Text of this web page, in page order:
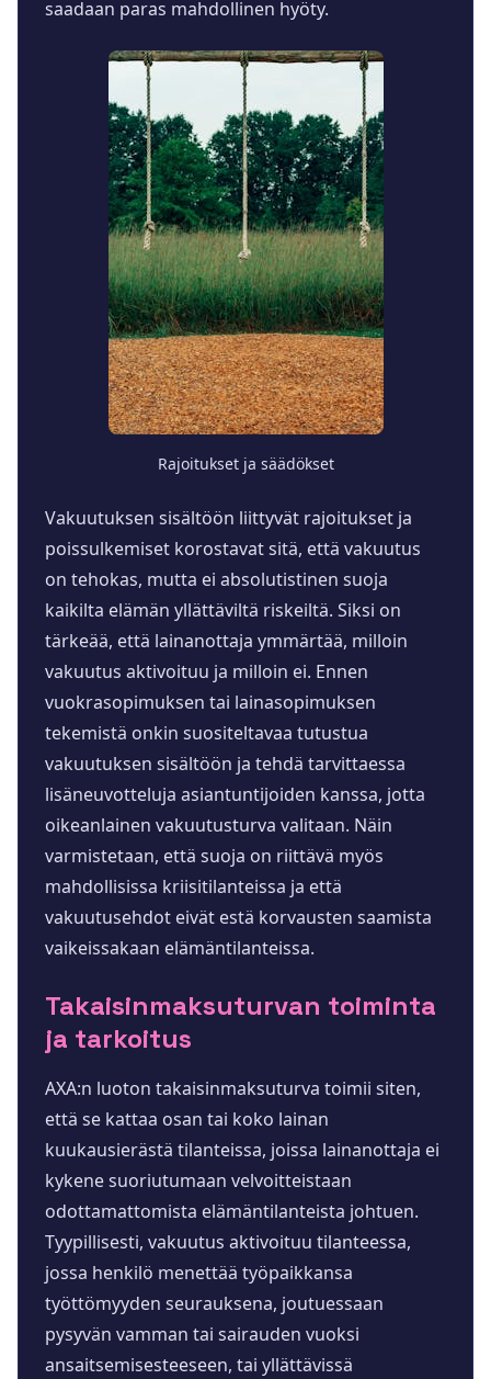
saadaan paras mahdollinen hyöty.
Rajoitukset ja säädökset
Vakuutuksen sisältöön liittyvät rajoitukset ja
poissulkemiset korostavat sitä, että vakuutus
on tehokas, mutta ei absolutistinen suoja
kaikilta elämän yllättäviltä riskeiltä. Siksi on
tärkeää, että lainanottaja ymmärtää, milloin
vakuutus aktivoituu ja milloin ei. Ennen
vuokrasopimuksen tai lainasopimuksen
tekemistä onkin suositeltavaa tutustua
vakuutuksen sisältöön ja tehdä tarvittaessa
lisäneuvotteluja asiantuntijoiden kanssa, jotta
oikeanlainen vakuutusturva valitaan. Näin
varmistetaan, että suoja on riittävä myös
mahdollisissa kriisitilanteissa ja että
vakuutusehdot eivät estä korvausten saamista
vaikeissakaan elämäntilanteissa.
Takaisinmaksuturvan toiminta
ja tarkoitus
AXA:n luoton takaisinmaksuturva toimii siten,
että se kattaa osan tai koko lainan
kuukausierästä tilanteissa, joissa lainanottaja ei
kykene suoriutumaan velvoitteistaan
odottamattomista elämäntilanteista johtuen.
Tyypillisesti, vakuutus aktivoituu tilanteessa,
jossa henkilö menettää työpaikkansa
työttömyyden seurauksena, joutuessaan
pysyvän vamman tai sairauden vuoksi
ansaitsemisesteeseen, tai yllättävissä